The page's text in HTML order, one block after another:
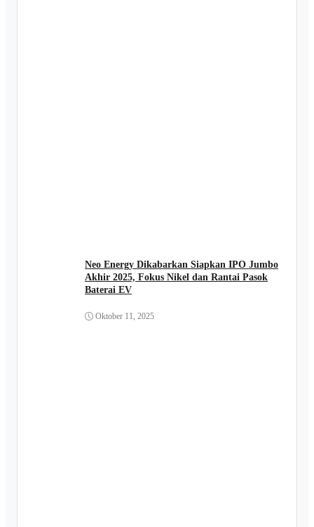
Neo Energy Dikabarkan Siapkan IPO Jumbo
Akhir 2025, Fokus Nikel dan Rantai Pasok
Baterai EV
Oktober 11, 2025